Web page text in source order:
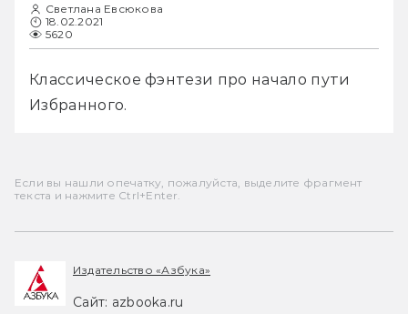
Светлана Евсюкова
18.02.2021
5620
Классическое фэнтези про начало пути
Избранного.
Если вы нашли опечатку, пожалуйста, выделите фрагмент
текста и нажмите Ctrl+Enter.
Издательство «Азбука»
Сайт: azbooka.ru